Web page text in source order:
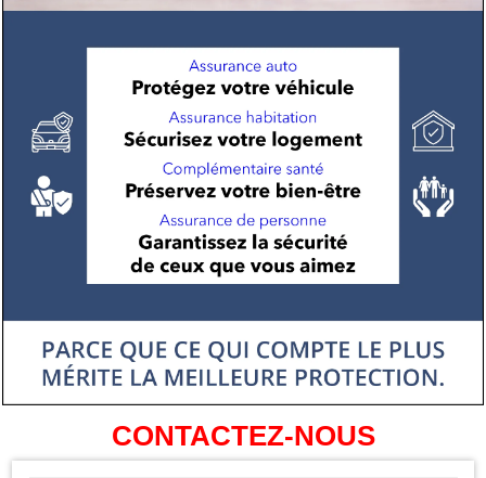
CONTACTEZ-NOUS